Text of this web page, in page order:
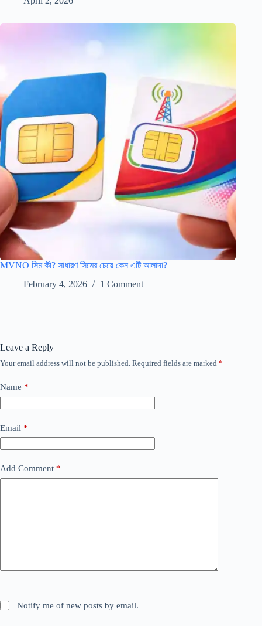
MVNO সিম কী? সাধারণ সিমের চেয়ে কেন এটি আলাদা?
February 4, 2026
1 Comment
Leave a Reply
Your email address will not be published. Required fields are marked *
Name *
Email *
Add Comment *
Notify me of new posts by email.